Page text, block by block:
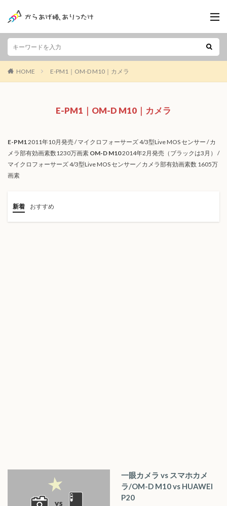
HOME E-PM1｜OM-D M10｜カメラ
E-PM1｜OM-D M10｜カメラ
E-PM12011年10月発売 / マイクロフォーサーズ 4/3型Live MOS センサー / カ
メラ部有効画素数1230万画素 OM-D M102014年2月発売（ブラックは3月） /
マイクロフォーサーズ 4/3型Live MOS センサー／カメラ部有効画素数 1605万
画素
新着 おすすめ
一眼カメラ vs スマホカメ
ラ/OM-D M10 vs HUAWEI
P20